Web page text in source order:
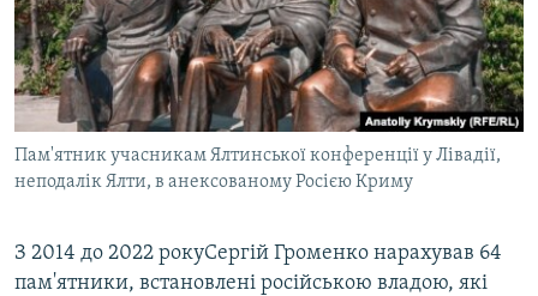
Пам'ятник учасникам Ялтинської конференції у Лівадії,
неподалік Ялти, в анексованому Росією Криму
З 2014 до 2022 рокуСергій Громенко нарахував 64
пам'ятники, встановлені російською владою, які